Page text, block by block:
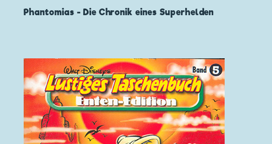
Phantomias - Die Chronik eines Superhelden